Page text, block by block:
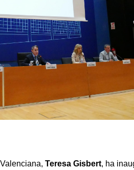
Teresa Gisbert, ha